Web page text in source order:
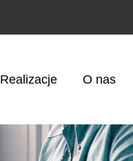
Realizacje O nas